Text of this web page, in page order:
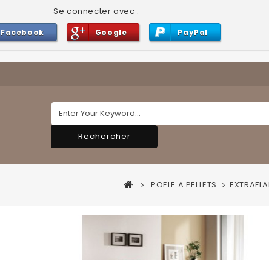
Se connecter avec :
Facebook Google PayPal
Rechercher
POELE A PELLETS